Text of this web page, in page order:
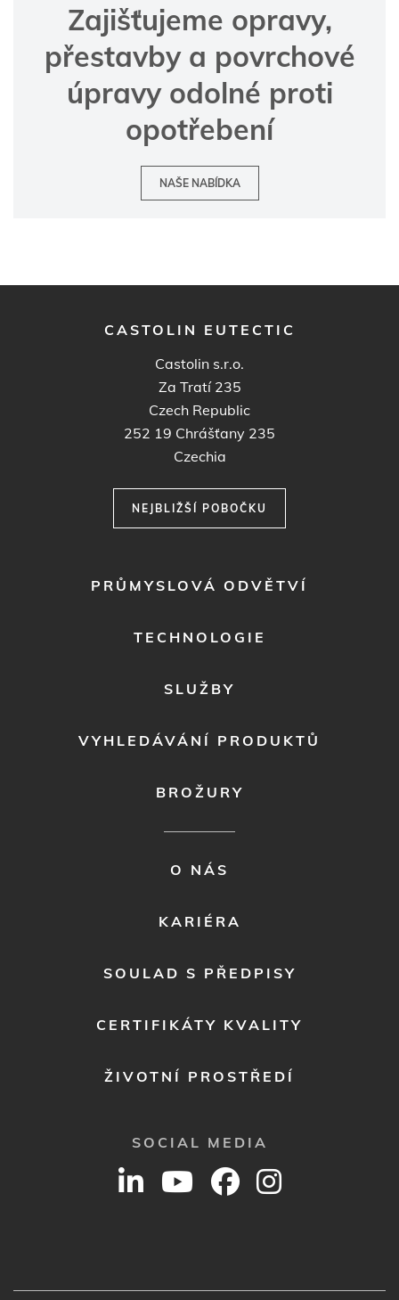
Zajišťujeme opravy,
přestavby a povrchové
úpravy odolné proti
opotřebení
NAŠE NABÍDKA
CASTOLIN EUTECTIC
Castolin s.r.o.
Za Tratí 235
Czech Republic
252 19 Chrášťany 235
Czechia
NEJBLIŽŠÍ POBOČKU
PRŮMYSLOVÁ ODVĚTVÍ
TECHNOLOGIE
SLUŽBY
VYHLEDÁVÁNÍ PRODUKTŮ
BROŽURY
O NÁS
KARIÉRA
SOULAD S PŘEDPISY
CERTIFIKÁTY KVALITY
ŽIVOTNÍ PROSTŘEDÍ
SOCIAL MEDIA